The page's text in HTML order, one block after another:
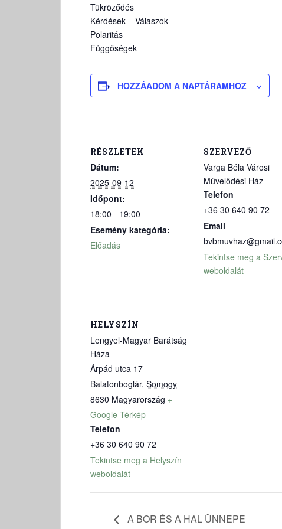
Tükröződés
Kérdések – Válaszok
Polaritás
Függőségek
HOZZÁADOM A NAPTÁRAMHOZ
RÉSZLETEK
Dátum:
2025-09-12
Időpont:
18:00 - 19:00
Esemény kategória:
Előadás
SZERVEZŐ
Varga Béla Városi
Művelődési Ház
Telefon
+36 30 640 90 72
Email
Tekintse meg a
weboldalát
HELYSZÍN
Lengyel-Magyar Barátság
Háza
Árpád utca 17
Balatonboglár, Somogy
8630 Magyarország +
Google Térkép
Telefon
+36 30 640 90 72
Tekintse meg a Helyszín
weboldalát
A BOR ÉS A HAL ÜNNEPE